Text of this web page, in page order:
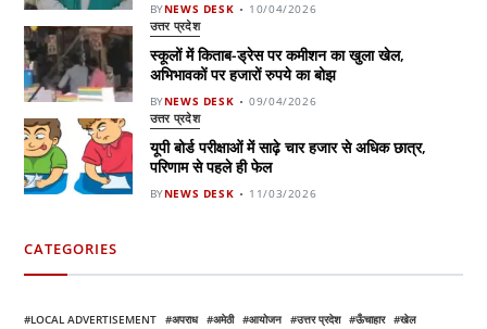
BYNEWS DESK 10/04/2026
उत्तर प्रदेश
स्कूलों में किताब-ड्रेस पर कमीशन का खुला खेल,
अभिभावकों पर हजारों रुपये का बोझ
BYNEWS DESK 09/04/2026
उत्तर प्रदेश
यूपी बोर्ड परीक्षाओं में साढ़े चार हजार से अधिक छात्र,
परिणाम से पहले ही फेल
BYNEWS DESK 11/03/2026
CATEGORIES
LOCAL ADVERTISEMENT अपराध अमेठी आयोजन उत्तर प्रदेश ऊँचाहार
खेल